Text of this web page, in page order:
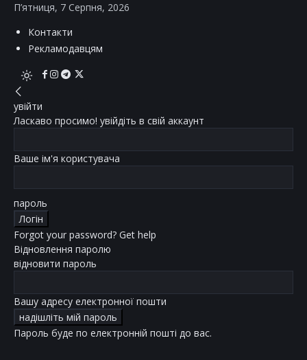
П’ятниця, 7 Серпня, 2026
Контакти
Рекламодавцям
увійти
Ласкаво просимо! увійдіть в свій аккаунт
Ваше ім'я користувача
пароль
Forgot your password? Get help
Відновлення паролю
відновити пароль
Вашу адресу електронної пошти
Пароль буде по електронній пошті до вас.